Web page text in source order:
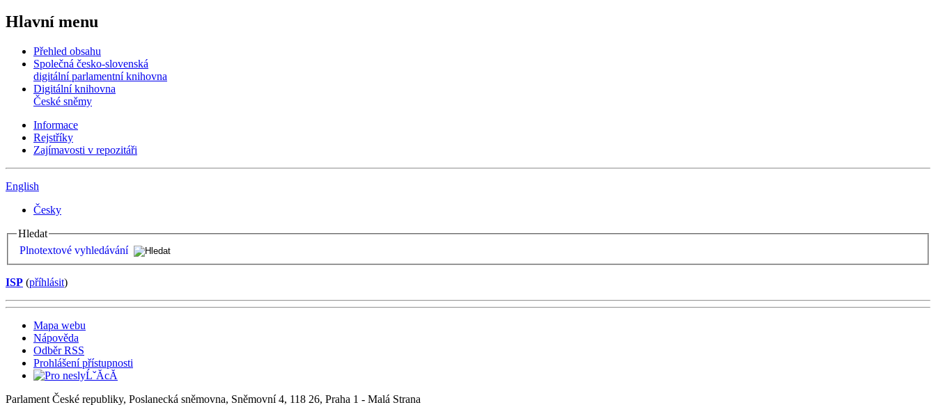
Hlavní menu
Přehled obsahu
Společná česko-slovenská
digitální parlamentní knihovna
Digitální knihovna
České sněmy
Informace
Rejstříky
Zajímavosti v repozitáři
English
Česky
Hledat
Plnotextové vyhledávání
ISP (příhlásit)
Mapa webu
Nápověda
Odběr RSS
Prohlášení přístupnosti
Parlament České republiky, Poslanecká sněmovna, Sněmovní 4, 118 26, Praha 1 - Malá Strana